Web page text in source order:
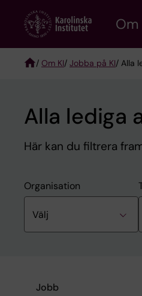
content
/ Om KI/ Jobba på KI/ Alla
Alla lediga
Här kan du filtrera
Organisation
Jobb